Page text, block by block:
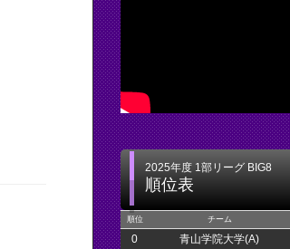
2025年度 1部リーグ BIG8
順位表
順位 チーム
0 青山学院大学(A)